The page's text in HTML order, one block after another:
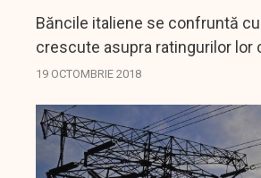
Băncile italiene se confruntă
crescute asupra ratingurilor lor
riscurilor la adresa calificativului
financiară...
19 OCTOMBRIE 2018